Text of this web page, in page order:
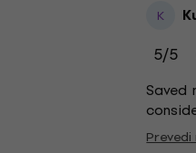
K
5/5
Saved